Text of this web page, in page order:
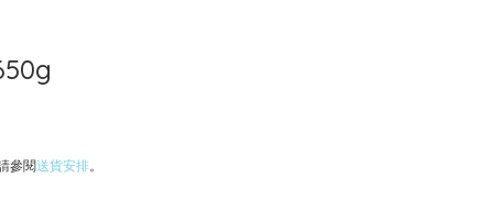
參閱送貨安排。